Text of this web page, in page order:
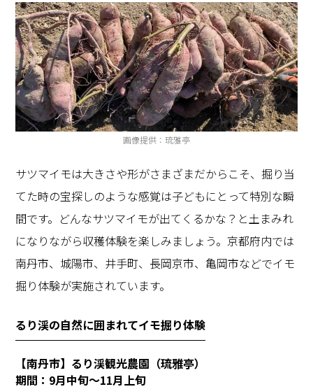
画像提供：琉雅亭
サツマイモは大きさや形がさまざまだからこそ、掘り当
てた時の宝探しのような感覚は子どもにとって特別な瞬
間です。どんなサツマイモが出てくるかな？と土まみれ
になりながら収穫体験を楽しみましょう。京都府内では
南丹市、城陽市、井手町、長岡京市、亀岡市などでイモ
掘り体験が実施されています。
るり渓の自然に囲まれてイモ掘り体験
【南丹市】るり渓観光農園（琉雅亭）
期間： 9月中旬～11月上旬